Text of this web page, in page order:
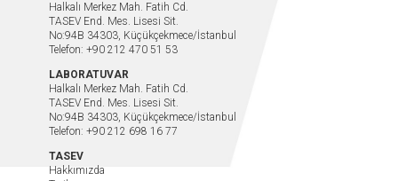
Halkalı Merkez Mah. Fatih Cd.
TASEV End. Mes. Lisesi Sit.
No:94B 34303, Küçükçekmece/İstanbul
Telefon: +90 212 470 51 53
LABORATUVAR
Halkalı Merkez Mah. Fatih Cd.
TASEV End. Mes. Lisesi Sit.
No:94B 34303, Küçükçekmece/İstanbul
Telefon: +90 212 698 16 77
TASEV
Hakkımızda